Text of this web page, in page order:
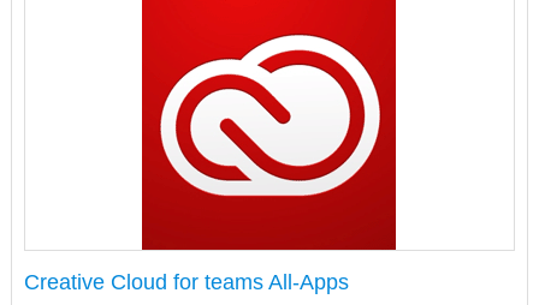
Creative Cloud for teams All-Apps